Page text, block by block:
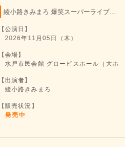
綾小路きみまろ 爆笑スーパーライブ 2026
【公演日】
2026年11月05日（木）
【会場】
水戸市民会館 グロービスホール（大ホ
【出演者】
綾小路きみまろ
【販売状況】
発売中